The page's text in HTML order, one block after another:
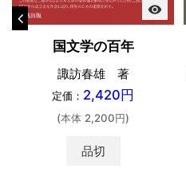
visibility
国文学の百年
諏訪春雄 著
定価： 2,420円
(本体 2,200円)
品切